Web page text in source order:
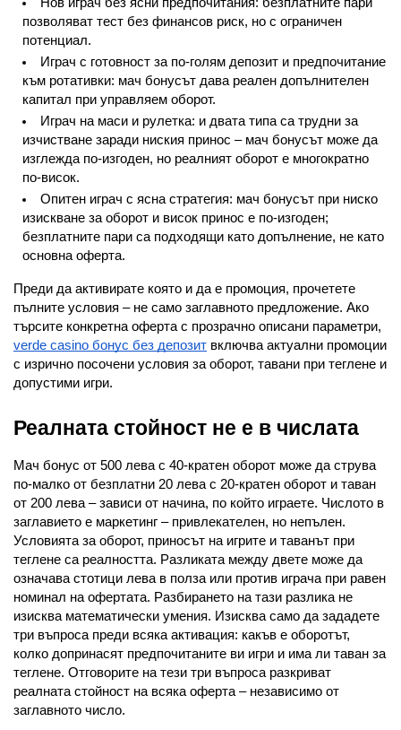
позволяват тест без финансов риск, но с ограничен
потенциал.
Играч с готовност за по-голям депозит и предпочитание
към ротативки: мач бонусът дава реален допълнителен
капитал при управляем оборот.
Играч на маси и рулетка: и двата типа са трудни за
изчистване заради ниския принос – мач бонусът може да
изглежда по-изгоден, но реалният оборот е многократно
по-висок.
Опитен играч с ясна стратегия: мач бонусът при ниско
изискване за оборот и висок принос е по-изгоден;
безплатните пари са подходящи като допълнение, не като
основна оферта.
Преди да активирате която и да е промоция, прочетете
пълните условия – не само заглавното предложение. Ако
verde casino бонус без депозит включва актуални промоции
с изрично посочени условия за оборот, тавани при теглене и
допустими игри.
Реалната стойност не е в числата
Мач бонус от 500 лева с 40-кратен оборот може да струва
по-малко от безплатни 20 лева с 20-кратен оборот и таван
от 200 лева – зависи от начина, по който играете. Числото в
заглавието е маркетинг – привлекателен, но непълен.
Условията за оборот, приносът на игрите и таванът при
теглене са реалността. Разликата между двете може да
означава стотици лева в полза или против играча при равен
номинал на офертата. Разбирането на тази разлика не
изисква математически умения. Изисква само да зададете
три въпроса преди всяка активация: какъв е оборотът,
колко допринасят предпочитаните ви игри и има ли таван за
теглене. Отговорите на тези три въпроса разкриват
реалната стойност на всяка оферта – независимо от
заглавното число.